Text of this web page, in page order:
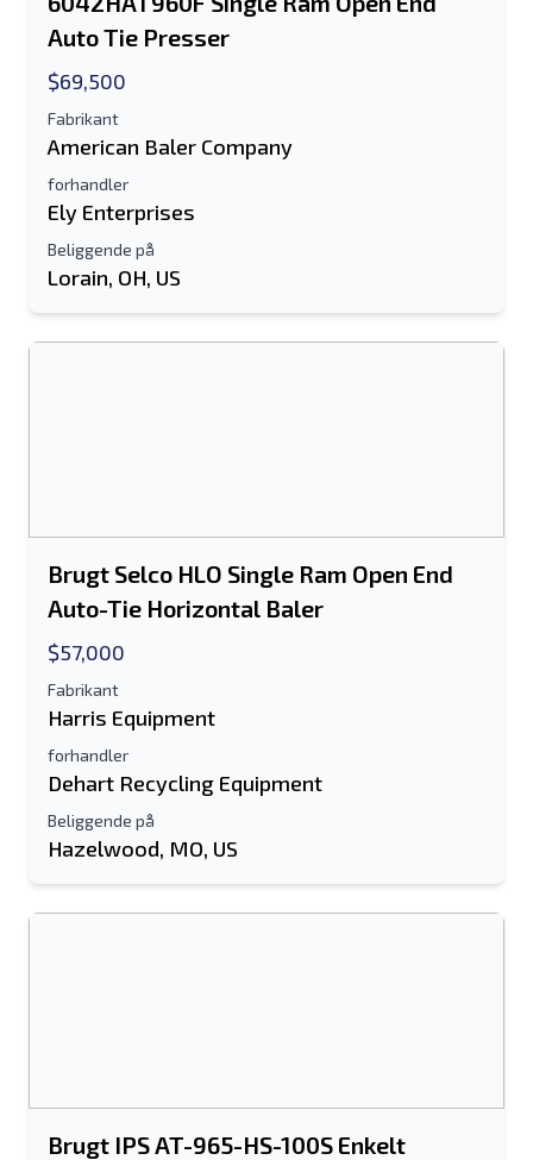
Send a Message
Fulde navn
Email adresse
Auto Tie Presser
$69,500
Fabrikant
American Baler Company
forhandler
Ely Enterprises
Beliggende på
Lorain, OH, US
Brugt Selco HLO Single Ram Open End
Auto-Tie Horizontal Baler
$57,000
Fabrikant
Harris Equipment
forhandler
Dehart Recycling Equipment
Beliggende på
Hazelwood, MO, US
Brugt IPS AT-965-HS-100S Enkelt
Send fortegnelse til e-mail
Tekstoversigt til mobilenhed